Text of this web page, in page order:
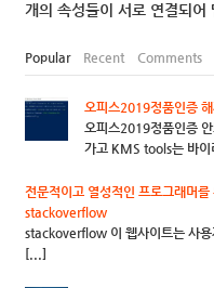
개의 속성들이 서로 연결되
Popular Recent Comments
오피스2019정품인증
오피스2019정품인증
가고 KMS tools는 바
전문적이고 열성적인 프로그래머
stackoverflow
stackoverflow 이 웹사이트는 사용
[...]